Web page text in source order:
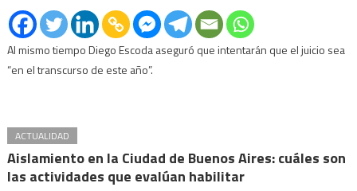
Al mismo tiempo Diego Escoda aseguró que intentarán que el juicio sea
“en el transcurso de este año”.
ACTUALIDAD
Aislamiento en la Ciudad de Buenos Aires: cuáles son
las actividades que evalúan habilitar